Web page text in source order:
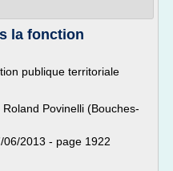
la fonction
publique territoriale
Povinelli (Bouches-
06/2013 - page 1922